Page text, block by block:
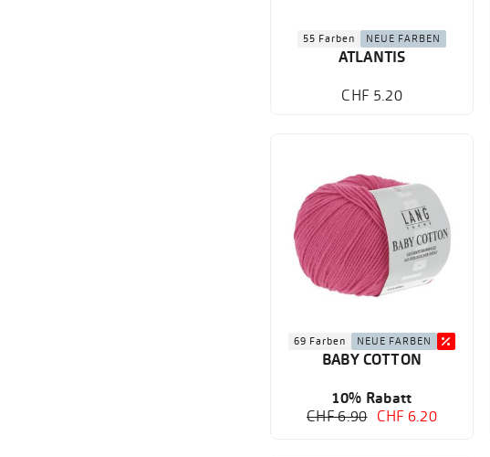
55 Farben NEUE FARBEN
ATLANTIS
CHF 5.20
69 Farben NEUE FARBEN
BABY COTTON
10% Rabatt
CHF 6.90 CHF 6.20